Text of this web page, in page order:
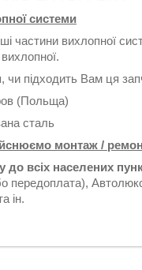
системи
частини вихлопної
вихлопної.
підходить Вам ця
(Польща)
сталь
монтаж /
всіх населених
передоплата),
ін.